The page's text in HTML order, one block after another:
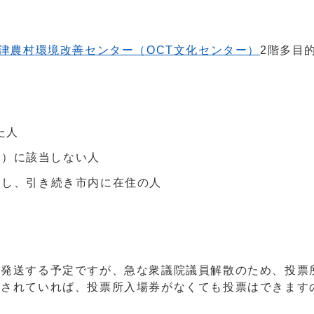
農村環境改善センター（OCT文化センター） 2階多目
人
に該当しない人
、引き続き市内に在住の人
する予定ですが、急な衆議院議員解散のため、投票
れていれば、投票所入場券がなくても投票はできます